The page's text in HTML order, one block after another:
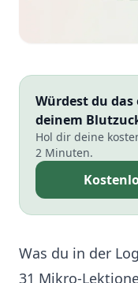
Würdest du das
deinem
Hol dir deine
2 Minuten.
Was du in der
31 Mikro-